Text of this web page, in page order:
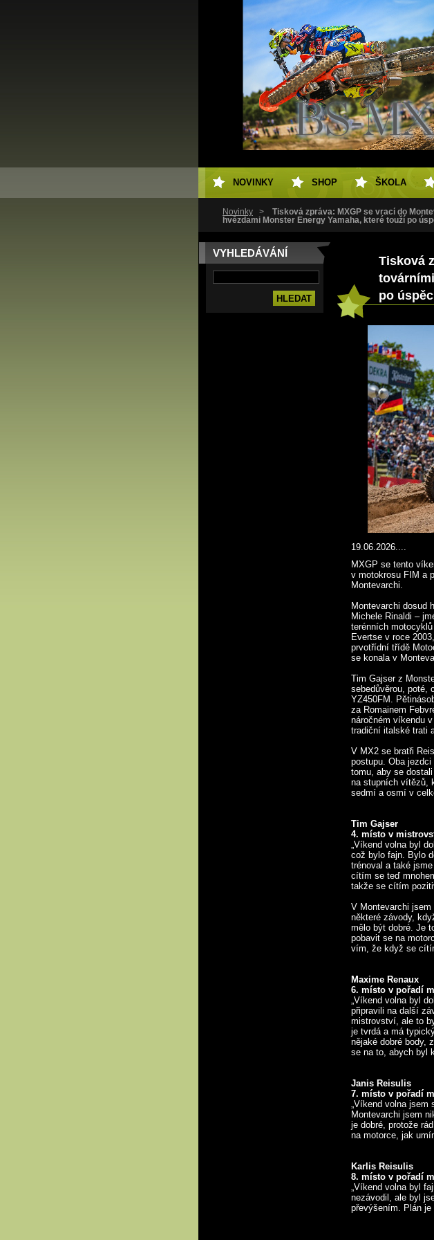
Novinky >
Tisková zpráva: MXGP se vrací do
hvězdami Monster Energy Yamaha, které touží po
VYHLEDÁVÁNÍ
Tisková
po
19.06.2026....
MXGP se tento
v motokrosu FIM a
Montevarchi.
Montevarchi dosud
Michele Rinaldi –
terénních
Evertse v roce
prvotřídní třídě
se konala v
Tim Gajser z
sebedůvěrou, poté,
YZ450FM.
za Romainem
náročném víkendu
tradiční italské trati
V MX2 se bratři
postupu. Oba
tomu, aby se
na stupních vítězů,
sedmí a osmí v
Tim Gajser
4. místo v
„Víkend volna byl
což bylo fajn. Bylo
trénoval a také
cítím se teď
takže se cítím
V Montevarchi
některé závody,
mělo být dobré. Je
pobavit se na
vím, že když se
Maxime Renaux
6. místo v pořadí
„Víkend volna byl
připravili na další
mistrovství, ale to
je tvrdá a má
nějaké dobré body,
se na to, abych byl
Janis Reisulis
7. místo v pořadí
„Víkend volna jsem
Montevarchi jsem
je dobré, protože
na motorce, jak
Karlis Reisulis
8. místo v pořadí
„Víkend volna byl
nezávodil, ale byl
převýšením. Plán je
NOVINKY SHOP ŠKOLA